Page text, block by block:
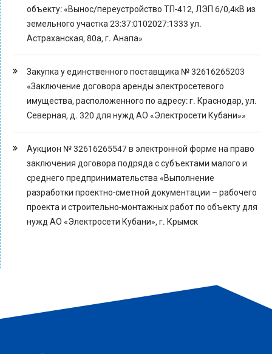
объекту: «Вынос/переустройство ТП-412, ЛЭП 6/0,4кВ из
земельного участка 23:37:0102027:1333 ул.
Астраханская, 80а, г. Анапа»
Закупка у единственного поставщика № 32616265203
«Заключение договора аренды электросетевого
имущества, расположенного по адресу: г. Краснодар, ул.
Северная, д. 320 для нужд АО «Электросети Кубани»»
Аукцион № 32616265547 в электронной форме на право
заключения договора подряда с субъектами малого и
среднего предпринимательства «Выполнение
разработки проектно-сметной документации – рабочего
проекта и строительно-монтажных работ по объекту для
нужд АО «Электросети Кубани», г. Крымск